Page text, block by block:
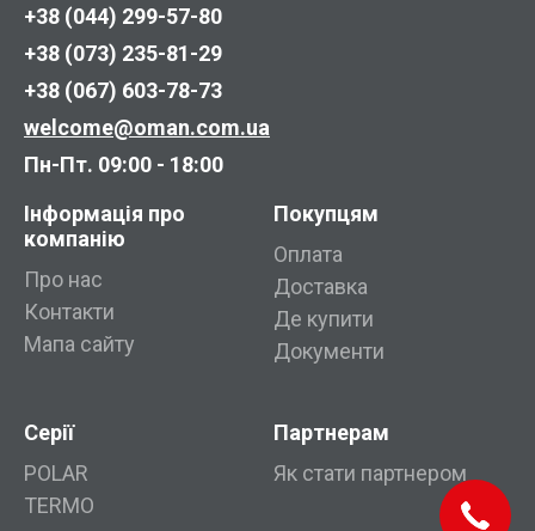
+38 (044) 299-57-80
+38 (073) 235-81-29
+38 (067) 603-78-73
welcome@oman.com.ua
Пн-Пт. 09:00 - 18:00
Інформація про
компанію
Про нас
Контакти
Мапа сайту
Покупцям
Оплата
Доставка
Де купити
Документи
Серії
POLAR
TERMO
Партнерам
Як стати партнером